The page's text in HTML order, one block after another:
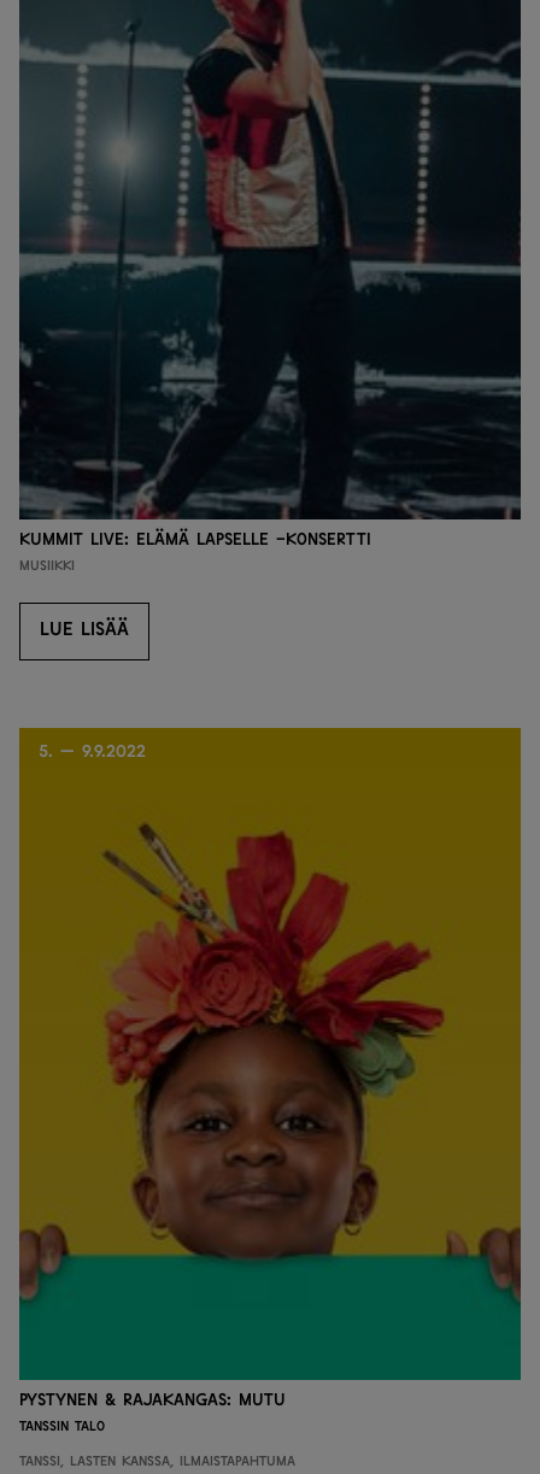
Kummit Live: Elämä lapselle -konsertti
Musiikki
LUE LISÄÄ
LUE LISÄÄ
5. — 9.9.2022
Pystynen & Rajakangas: Mutu
Tanssin talo
Tanssi, Lasten kanssa, Ilmaistapahtuma